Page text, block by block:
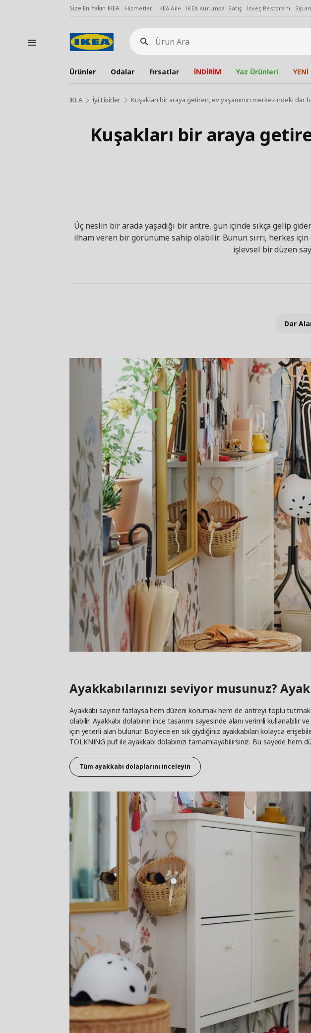
Size En Yakın IKEA Hizmetler IKEA Aile IKEA Kurumsal Satış İsveç Restoranı
Ürün
Ara
Ürünler Odalar Fırsatlar İNDİRİM Yaz Ürünleri YENİ
IKEA İyi Fikirler Kuşakları bir araya getiren, ev yaşamının merkezindeki dar
Kuşakları bir araya
Üç neslin bir arada yaşadığı bir antre, gün içinde sıkça gelip
ilham veren bir görünüme sahip olabilir. Bunun sırrı, herkes
işlevsel bir düzen
Dar
Ayakkabılarınızı seviyor musunuz?
Ayakkabı sayınız fazlaysa hem düzeni korumak hem de antreyi toplu
olabilir. Ayakkabı dolabının ince tasarımı sayesinde alanı verimli kullanabilir
için yeterli alan bulunur. Böylece en sık giydiğiniz ayakkabıları kolayca
TOLKNING puf ile ayakkabı dolabınızı tamamlayabilirsiniz. Bu sayede hem
Tüm ayakkabı dolaplarını inceleyin